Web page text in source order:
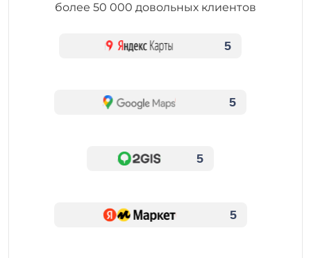
более 50 000 довольных клиентов
5
5
5
5